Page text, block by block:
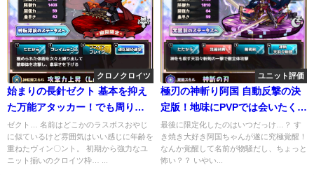
クロノクロイツ
始まりの長針ゼクト 基本を抑え
た万能アタッカー！でも周りが
強いと苦労するよね
ゼクト… 名前はどこかのラスボスおやじ
に似ているけど雰囲気はいい感じに年齢を
重ねたヴィン〇ント。 初期から強力なユ
ニット揃いのクロイツ枠… ...
ユニット評価
極刃の神斬り阿国 自動反撃の決
定版！地味にPVPでは会いたくな
いユニット
最後に限定化したのはいつだっけ…？ す
き焼き大好き阿国ちゃんが遂に究極覚醒！
なんか覚醒して名前が物騒だし、ちょっと
怖い？？ いやい...